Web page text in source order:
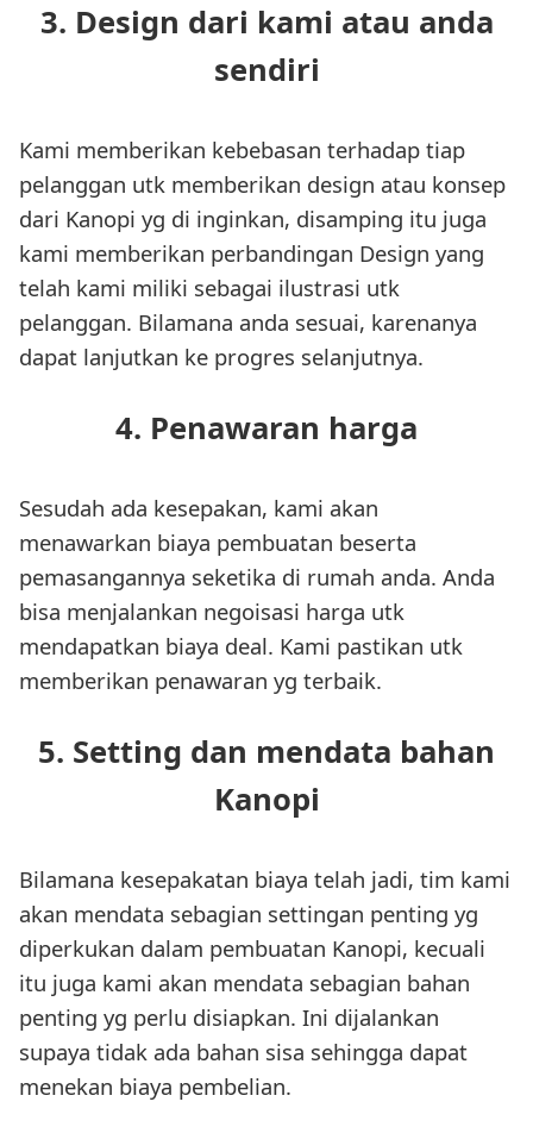
3. Design dari kami atau anda
sendiri
Kami memberikan kebebasan terhadap tiap
pelanggan utk memberikan design atau konsep
dari Kanopi yg di inginkan, disamping itu juga
kami memberikan perbandingan Design yang
telah kami miliki sebagai ilustrasi utk
pelanggan. Bilamana anda sesuai, karenanya
dapat lanjutkan ke progres selanjutnya.
4. Penawaran harga
Sesudah ada kesepakan, kami akan
menawarkan biaya pembuatan beserta
pemasangannya seketika di rumah anda. Anda
bisa menjalankan negoisasi harga utk
mendapatkan biaya deal. Kami pastikan utk
memberikan penawaran yg terbaik.
5. Setting dan mendata bahan
Kanopi
Bilamana kesepakatan biaya telah jadi, tim kami
akan mendata sebagian settingan penting yg
diperkukan dalam pembuatan Kanopi, kecuali
itu juga kami akan mendata sebagian bahan
penting yg perlu disiapkan. Ini dijalankan
supaya tidak ada bahan sisa sehingga dapat
menekan biaya pembelian.